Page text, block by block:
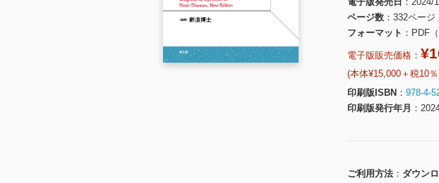
ページ数
332ページ
フォーマット
PDF
電子版販売価格：
(本体¥15,000＋税10
印刷版ISBN
978-4-
印刷版発行年月
ご利用方法
ダウン